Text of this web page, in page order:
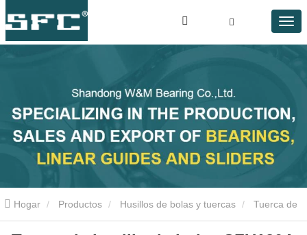
Hogar Productos Husillos de bolas y tuercas